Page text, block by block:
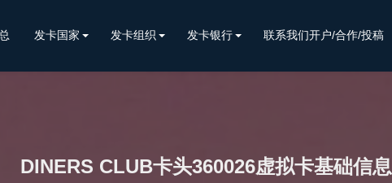
发卡国家 发卡组织 发卡银行 联系我们开户/合作/投稿
DINERS CLUB卡头360026虚拟卡基础信息